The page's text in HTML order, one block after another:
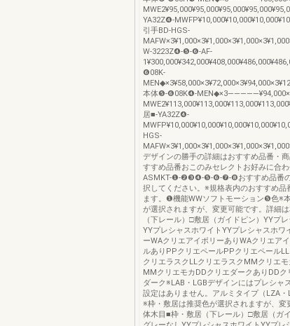
YA32Z❹-
引手BD-HGS-
W-3223Z❹-❺-❻-AF-
❻08K-
本体❺-❻08K❹-
居■-YA32Z❹-
HGS-
デザインの勝手の詳細はおすすめ品番・
すすめ品番おこのみセレクトお好みに合
ASMKT-❶-❷❸❹-❺-❻-❼-❽おすすめ品番
択してください。※規格表内のおすすめ品
ます。❶機能WWソフトモーション❺色※
が選択されますが、変更可能です。詳細
（下レール）□敷居（ガイドピン）YYプ
YYプレシャスホワイトYYプレシャスホワ
ーWAクリエアイボリーありWAクリエア
ルありPPクリエペールPPクリエペール
クリエラスクLLクリエラスクMMクリエ
MMクリエモカDDクリエダークありDDク
ダーク※LAB・LGBデザインにはプレシャ
設定はありません。アルミタイプ（LZA
※枠・敷居は推奨色が選択されますが、変
体木目■枠・敷居（下レール）□敷居（ガ